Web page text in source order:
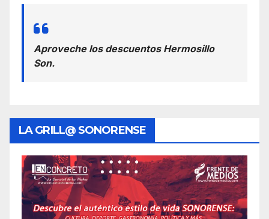
Aproveche los descuentos Hermosillo
Son.
LA GRILL@ SONORENSE